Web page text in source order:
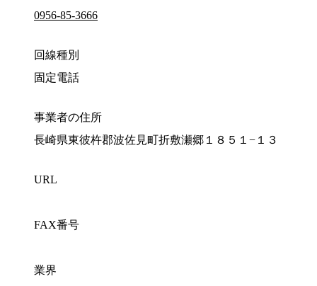
0956-85-3666
回線種別
固定電話
事業者の住所
長崎県東彼杵郡波佐見町折敷瀬郷１８５１−１３
URL
FAX番号
業界